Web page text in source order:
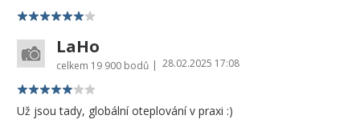
LaHo
celkem 19 900 bodů | 28.02.2025 17:08
Už jsou tady, globální oteplování v praxi :)